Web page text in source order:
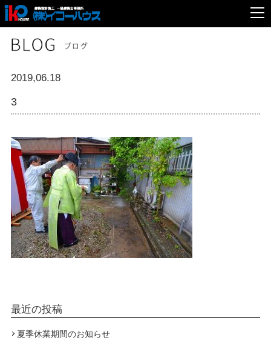
2019,06.18
3
最近の投稿
夏季休業期間のお知らせ